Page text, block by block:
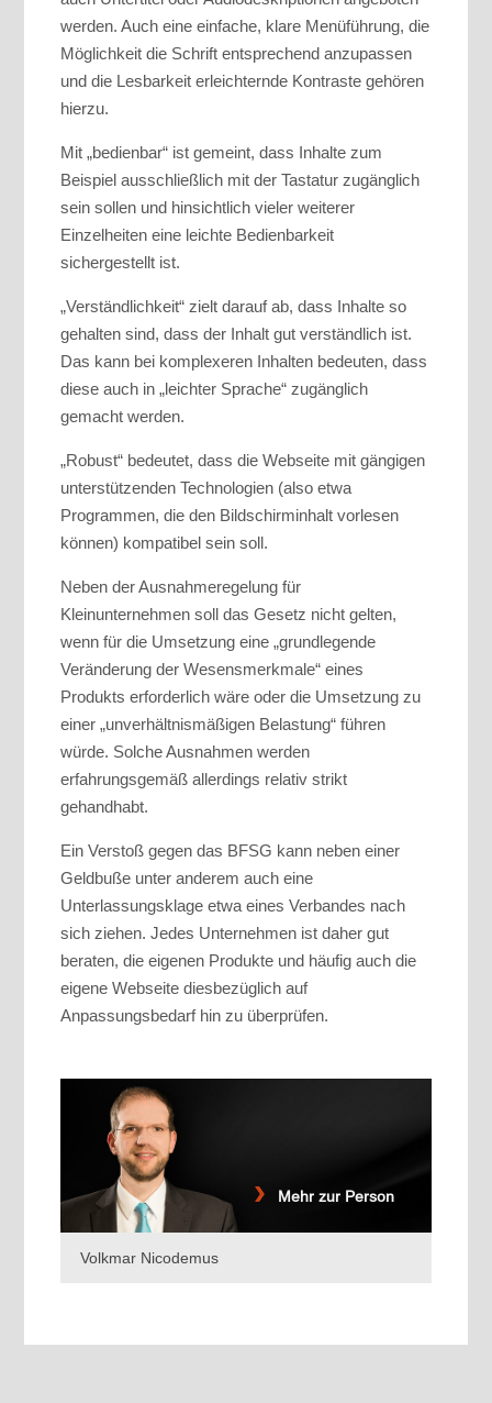
werden. Auch eine einfache, klare Menüführung, die
Möglichkeit die Schrift entsprechend anzupassen
und die Lesbarkeit erleichternde Kontraste gehören
hierzu.
Mit „bedienbar“ ist gemeint, dass Inhalte zum
Beispiel ausschließlich mit der Tastatur zugänglich
sein sollen und hinsichtlich vieler weiterer
Einzelheiten eine leichte Bedienbarkeit
sichergestellt ist.
„Verständlichkeit“ zielt darauf ab, dass Inhalte so
gehalten sind, dass der Inhalt gut verständlich ist.
Das kann bei komplexeren Inhalten bedeuten, dass
diese auch in „leichter Sprache“ zugänglich
gemacht werden.
„Robust“ bedeutet, dass die Webseite mit gängigen
unterstützenden Technologien (also etwa
Programmen, die den Bildschirminhalt vorlesen
können) kompatibel sein soll.
Neben der Ausnahmeregelung für
Kleinunternehmen soll das Gesetz nicht gelten,
wenn für die Umsetzung eine „grundlegende
Veränderung der Wesensmerkmale“ eines
Produkts erforderlich wäre oder die Umsetzung zu
einer „unverhältnismäßigen Belastung“ führen
würde. Solche Ausnahmen werden
erfahrungsgemäß allerdings relativ strikt
gehandhabt.
Ein Verstoß gegen das BFSG kann neben einer
Geldbuße unter anderem auch eine
Unterlassungsklage etwa eines Verbandes nach
sich ziehen. Jedes Unternehmen ist daher gut
beraten, die eigenen Produkte und häufig auch die
eigene Webseite diesbezüglich auf
Anpassungsbedarf hin zu überprüfen.
Mehr zur Person
Volkmar Nicodemus